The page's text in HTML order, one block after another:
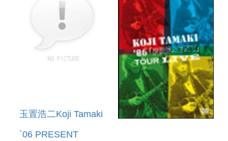
玉置浩二Koji Tamaki
`06 PRESENT